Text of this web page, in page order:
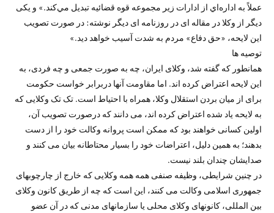
عملاً به اداره‌اي از ادارات زير مجموعه قوه قضائيه تبديل مي‌كند.» و یکی
دیگر از وکلا در مقاله ای در روزنامه ای دیگر نوشته: در صورت تصویب
این لایحه، «حق دفاع» مردم به شدت آسیب خواهد دید.»
توصیه ها
همانطور که گفته شد، وکلای ایران، چه به صورت جمعی و چه فردی، به
این لایحه اعتراض کرده اند. اما مقاومت آنها دربرابر خواست حکومت
برای از میان بردن استقلال وکلا، همراه با احتیاط است. تک تک وکلایی که
به لایحه یاد شده اعتراض کرده اند، می دانند که درصورت تصویب آن،
اولین کسانی خواهند بود که ممکن است پروانه وکالت خود را از دست
بدهند؛ به همین دلیل، اعتراضات خود را بسیار محتاطانه بیان می کنند و
صدایشان چندان بلند نیست.
در چنین شرایطی، وظیفه صنفی همه همه وکلایی که خارج از چارچوبهای
جمهوری اسلامی وکالت می کنند، این است که چه از طریق کانون وکلای
بین المللی، کانونهای وکلای محلی یا سازمانهای مدنی که در آن عضو